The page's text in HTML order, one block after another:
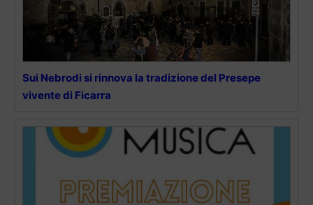
Sui Nebrodi si rinnova la tradizione del Presepe
vivente di Ficarra